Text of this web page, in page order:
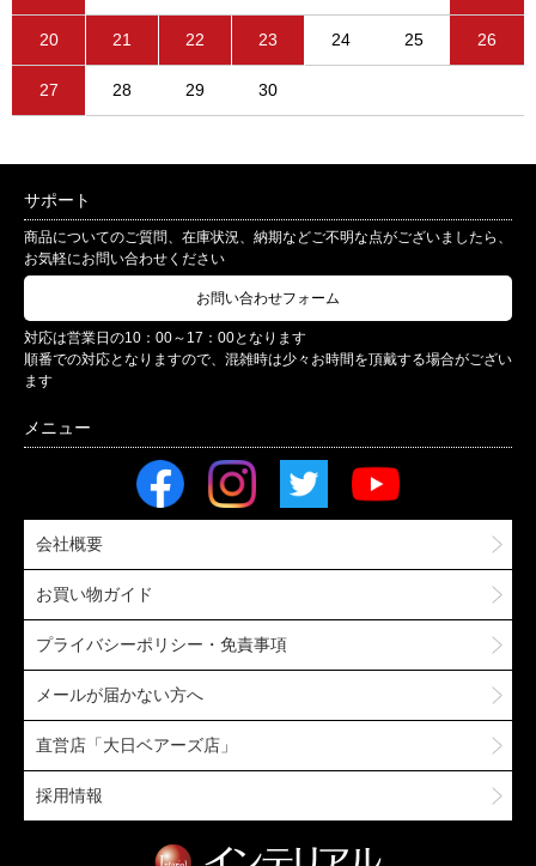
20 21 22 23 24 25 26
27 28 29 30
サポート
商品についてのご質問、在庫状況、納期などご不明な点がございましたら、
お気軽にお問い合わせください
お問い合わせフォーム
対応は営業日の10：00～17：00となります
順番での対応となりますので、混雑時は少々お時間を頂戴する場合がござい
ます
会社概要
お買い物ガイド
プライバシーポリシー・免責事項
メールが届かない方へ
直営店「大日ベアーズ店」
採用情報